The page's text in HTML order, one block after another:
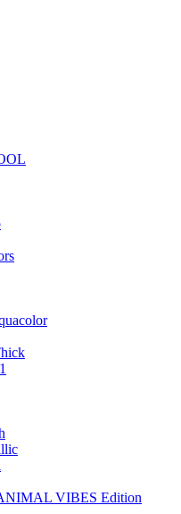
VIBES Edition